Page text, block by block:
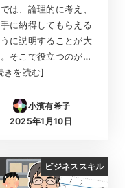
は、論理的に考え、
に納得してもらえる
に説明することが大
そこで役立つのが…
きを読む]
小濱有希子
投稿日
2025年1月10日
ビジネススキル